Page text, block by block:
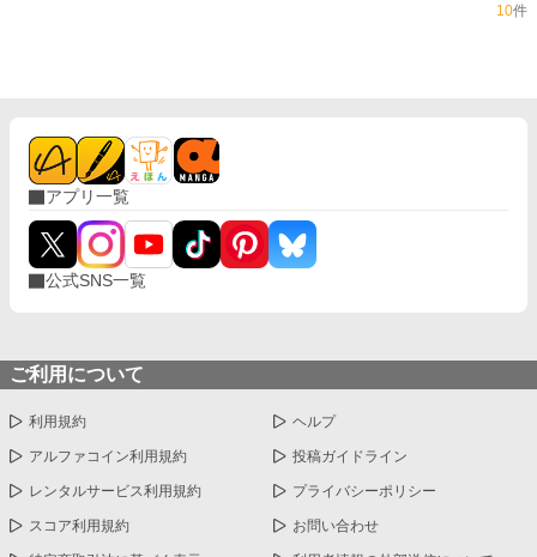
10件
アプリ一覧
公式SNS一覧
ご利用について
利用規約 ヘルプ
アルファコイン利用規約 投稿ガイドライン
レンタルサービス利用規約 プライバシーポリシー
スコア利用規約 お問い合わせ